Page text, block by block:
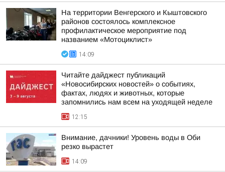
На территории Венгерского и Кыштовского
районов состоялось комплексное
профилактическое мероприятие под
названием «Мотоциклист»
14:09
Читайте дайджест публикаций
«Новосибирских новостей» о событиях,
фактах, людях и животных, которые
запомнились нам всем на уходящей неделе
12:15
Внимание, дачники! Уровень воды в Оби
резко вырастет
14:09